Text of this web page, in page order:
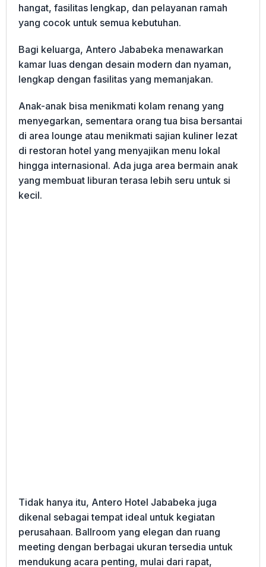
hangat, fasilitas lengkap, dan pelayanan ramah
yang cocok untuk semua kebutuhan.
Bagi keluarga, Antero Jababeka menawarkan
kamar luas dengan desain modern dan nyaman,
lengkap dengan fasilitas yang memanjakan.
Anak-anak bisa menikmati kolam renang yang
menyegarkan, sementara orang tua bisa bersantai
di area lounge atau menikmati sajian kuliner lezat
di restoran hotel yang menyajikan menu lokal
hingga internasional. Ada juga area bermain anak
yang membuat liburan terasa lebih seru untuk si
kecil.
Tidak hanya itu, Antero Hotel Jababeka juga
dikenal sebagai tempat ideal untuk kegiatan
perusahaan. Ballroom yang elegan dan ruang
meeting dengan berbagai ukuran tersedia untuk
mendukung acara penting, mulai dari rapat,